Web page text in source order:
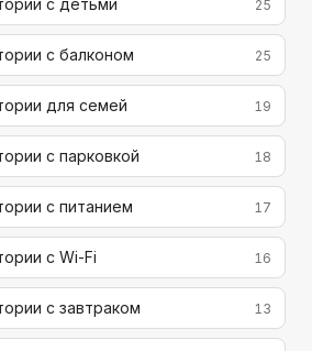
с детьми 25
с балконом 25
для семей 19
с парковкой 18
с питанием 17
с Wi-Fi 16
с завтраком 13